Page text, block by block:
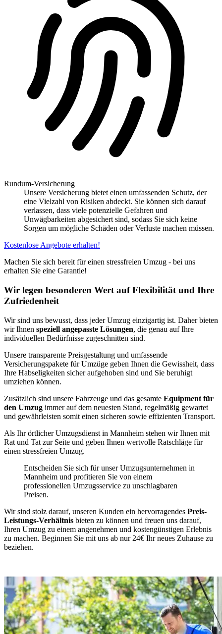
Rundum-Versicherung
Unsere Versicherung bietet einen umfassenden Schutz, der
eine Vielzahl von Risiken abdeckt. Sie können sich darauf
verlassen, dass viele potenzielle Gefahren und
Unwägbarkeiten abgesichert sind, sodass Sie sich keine
Sorgen um mögliche Schäden oder Verluste machen müssen.
Kostenlose Angebote erhalten!
Machen Sie sich bereit für einen stressfreien Umzug - bei uns
erhalten Sie eine Garantie!
Wir legen besonderen Wert auf Flexibilität und Ihre
Zufriedenheit
Wir sind uns bewusst, dass jeder Umzug einzigartig ist. Daher bieten
wir Ihnen speziell angepasste Lösungen, die genau auf Ihre
individuellen Bedürfnisse zugeschnitten sind.
Unsere transparente Preisgestaltung und umfassende
Versicherungspakete für Umzüge geben Ihnen die Gewissheit, dass
Ihre Habseligkeiten sicher aufgehoben sind und Sie beruhigt
umziehen können.
Zusätzlich sind unsere Fahrzeuge und das gesamte Equipment für
den Umzug immer auf dem neuesten Stand, regelmäßig gewartet
und gewährleisten somit einen sicheren sowie effizienten Transport.
Als Ihr örtlicher Umzugsdienst in Mannheim stehen wir Ihnen mit
Rat und Tat zur Seite und geben Ihnen wertvolle Ratschläge für
einen stressfreien Umzug.
Entscheiden Sie sich für unser Umzugsunternehmen in
Mannheim und profitieren Sie von einem
professionellen Umzugsservice zu unschlagbaren
Preisen.
Wir sind stolz darauf, unseren Kunden ein hervorragendes Preis-
Leistungs-Verhältnis bieten zu können und freuen uns darauf,
Ihren Umzug zu einem angenehmen und kostengünstigen Erlebnis
zu machen. Beginnen Sie mit uns ab nur 24€ Ihr neues Zuhause zu
beziehen.